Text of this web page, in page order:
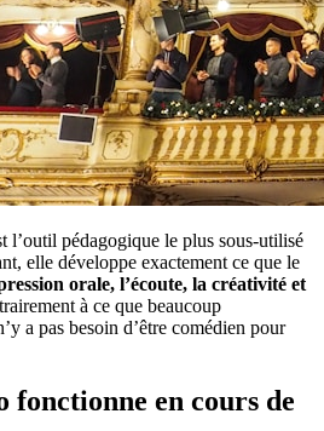
l’outil pédagogique le plus sous-utilisé
elle développe exactement ce que le
orale, l’écoute, la créativité et
à ce que beaucoup
a pas besoin d’être comédien pour
fonctionne en cours de